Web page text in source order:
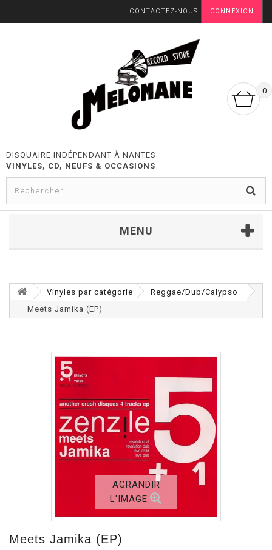
CONNEXION
CONTACTEZ-NOUS
0
DISQUAIRE INDÉPENDANT À NANTES
VINYLES, CD, NEUFS & OCCASIONS
MENU
Vinyles par catégorie
Reggae/Dub/Calypso
Meets Jamika (EP)
AGRANDIR
L'IMAGE
Meets Jamika (EP)